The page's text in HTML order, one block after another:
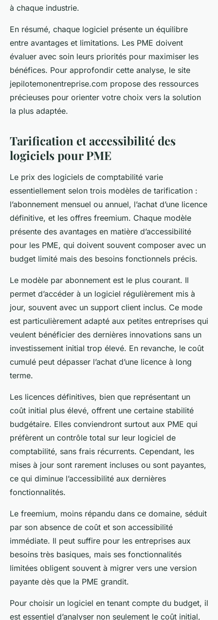
à chaque industrie.
En résumé, chaque logiciel présente un équilibre
entre avantages et limitations. Les PME doivent
évaluer avec soin leurs priorités pour maximiser les
bénéfices. Pour approfondir cette analyse, le site
jepilotemonentreprise.com propose des ressources
précieuses pour orienter votre choix vers la solution
la plus adaptée.
Tarification et accessibilité des
logiciels pour PME
Le prix des logiciels de comptabilité varie
essentiellement selon trois modèles de tarification :
l’abonnement mensuel ou annuel, l’achat d’une licence
définitive, et les offres freemium. Chaque modèle
présente des avantages en matière d’accessibilité
pour les PME, qui doivent souvent composer avec un
budget limité mais des besoins fonctionnels précis.
Le modèle par abonnement est le plus courant. Il
permet d’accéder à un logiciel régulièrement mis à
jour, souvent avec un support client inclus. Ce mode
est particulièrement adapté aux petites entreprises qui
veulent bénéficier des dernières innovations sans un
investissement initial trop élevé. En revanche, le coût
cumulé peut dépasser l’achat d’une licence à long
terme.
Les licences définitives, bien que représentant un
coût initial plus élevé, offrent une certaine stabilité
budgétaire. Elles conviendront surtout aux PME qui
préfèrent un contrôle total sur leur logiciel de
comptabilité, sans frais récurrents. Cependant, les
mises à jour sont rarement incluses ou sont payantes,
ce qui diminue l’accessibilité aux dernières
fonctionnalités.
Le freemium, moins répandu dans ce domaine, séduit
par son absence de coût et son accessibilité
immédiate. Il peut suffire pour les entreprises aux
besoins très basiques, mais ses fonctionnalités
limitées obligent souvent à migrer vers une version
payante dès que la PME grandit.
Pour choisir un logiciel en tenant compte du budget, il
est essentiel d’analyser non seulement le coût initial,